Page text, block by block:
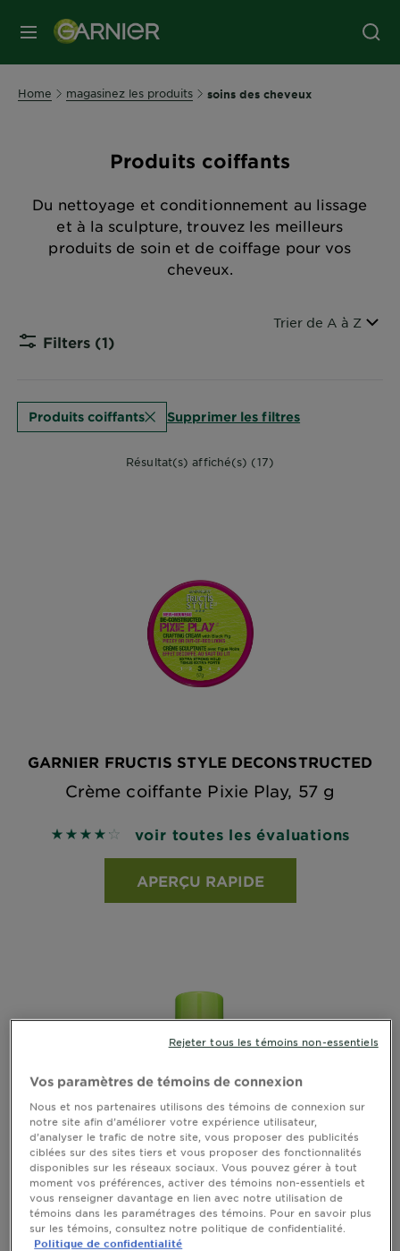
MENU
Home magasinez les produits soins des cheveux
Produits coiffants
Du nettoyage et conditionnement au lissage
et à la sculpture, trouvez les meilleurs
produits de soin et de coiffage pour vos
cheveux.
Filters (1)
Trier par
Trier de A à Z
Produits coiffants Supprimer les filtres
Résultat(s) affiché(s) (17)
GARNIER FRUCTIS STYLE DECONSTRUCTED
Crème coiffante Pixie Play, 57 g
4.1892 out of 5 stars based on reviews
voir toutes les évaluations
APERÇU RAPIDE
GARNIER FRUCTIS STYLE CRYSTAL
Crystal Crystal Pink Volume, 413 ml
Vos paramètres de témoins de connexion
Nous et nos partenaires utilisons des témoins de connexion sur
notre site afin d’améliorer votre expérience utilisateur,
d’analyser le trafic de notre site, vous proposer des publicités
ciblées sur des sites tiers et vous proposer des fonctionnalités
disponibles sur les réseaux sociaux. Vous pouvez gérer à tout
moment vos préférences, activer des témoins non-essentiels et
vous renseigner davantage en lien avec notre utilisation de
témoins dans les paramétrages des témoins. Pour en savoir plus
sur les témoins, consultez notre politique de confidentialité.
Politique de confidentialité
Rejeter tous les témoins non-essentiels